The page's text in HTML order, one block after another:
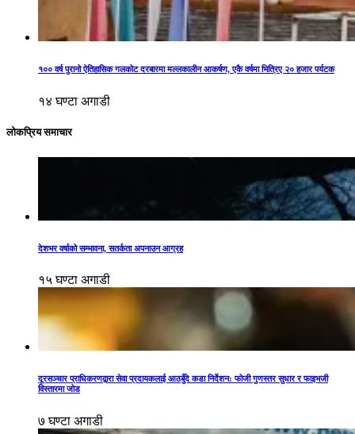
१०० वर्ष पुरानो ऐतिहासिक गलकोट दरबारमा मल्लकालीन आकर्षण, एकै वर्षमा भित्रिए २० हजार पर्यटक
१४ घण्टा अगाडी
लोकप्रिय समाचार
देशभर वर्षाको सम्भावना, सतर्कता अपनाउन आग्रह
१५ घण्टा अगाडी
दूरसञ्चार प्राधिकरणद्वारा सेवा प्रदायकलाई आठबुँदे कडा निर्देशन: फोजी गुणस्तर सुधार र फाइभजी
विस्तारमा जोड
७ घण्टा अगाडी